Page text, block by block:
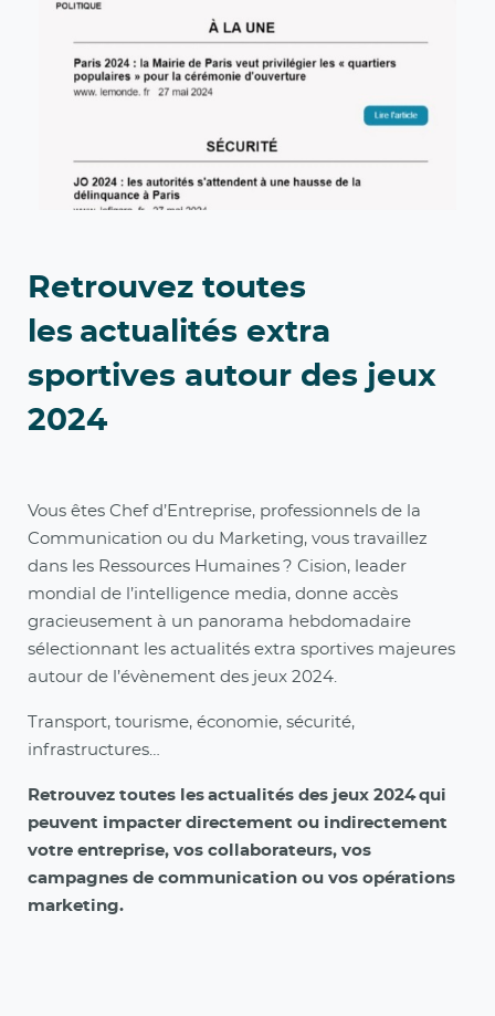
Retrouvez toutes
les actualités extra
sportives autour des jeux
2024
Vous êtes Chef d’Entreprise, professionnels de la
Communication ou du Marketing, vous travaillez
dans les Ressources Humaines ? Cision, leader
mondial de l’intelligence media, donne accès
gracieusement à un panorama hebdomadaire
sélectionnant les actualités extra sportives majeures
autour de l’évènement des jeux 2024.
Transport, tourisme, économie, sécurité,
infrastructures…
Retrouvez toutes les actualités des jeux 2024 qui
peuvent impacter directement ou indirectement
votre entreprise, vos collaborateurs, vos
campagnes de communication ou vos opérations
marketing.